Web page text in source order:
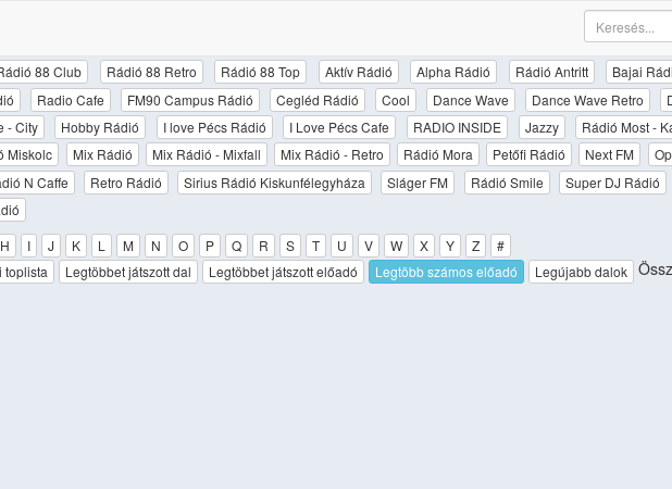
88 Club Rádió 88 Retro Rádió 88 Top Aktív Rádió Alpha Rádió Rádió Antritt
Bajai
Radio Cafe FM90 Campus Rádió Cegléd Rádió Cool Dance Wave Dance Wave Retro
- City Hobby Rádió I love Pécs Rádió I Love Pécs Cafe RADIO INSIDE Jazzy
Rádió Most -
Miskolc Mix Rádió Mix Rádió - Mixfall Mix Rádió - Retro Rádió Mora Petőfi Rádió Next FM
N Caffe Retro Rádió Sirius Rádió Kiskunfélegyháza Sláger FM Rádió Smile
Super DJ Rádió
H I J K L M N O P Q R S T U V W X Y Z
#
toplista Legtöbbet játszott dal Legtöbbet játszott előadó Legtöbb számos előadó Legújabb dalok